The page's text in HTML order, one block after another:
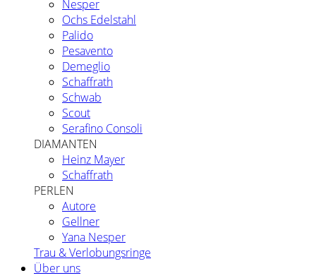
Nesper
Ochs Edelstahl
Palido
Pesavento
Demeglio
Schaffrath
Schwab
Scout
Serafino Consoli
DIAMANTEN
Heinz Mayer
Schaffrath
PERLEN
Autore
Gellner
Yana Nesper
Trau & Verlobungsringe
Über uns